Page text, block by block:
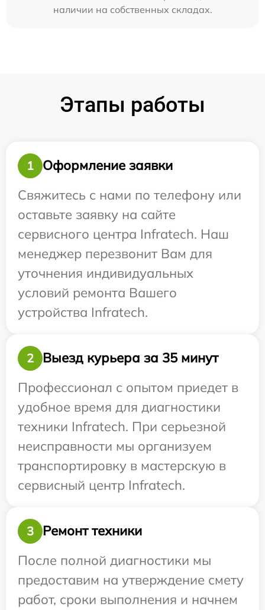
наличии на собственных складах.
Этапы работы
1
Оформление заявки
Свяжитесь с нами по телефону или
оставьте заявку на сайте
сервисного центра Infratech. Наш
менеджер перезвонит Вам для
уточнения индивидуальных
условий ремонта Вашего
устройства Infratech.
2
Выезд курьера за 35 минут
Профессионал с опытом приедет в
удобное время для диагностики
техники Infratech. При серьезной
неисправности мы организуем
транспортировку в мастерскую в
сервисный центр Infratech.
3
Ремонт техники
После полной диагностики мы
предоставим на утверждение смету
работ, сроки выполнения и начнем